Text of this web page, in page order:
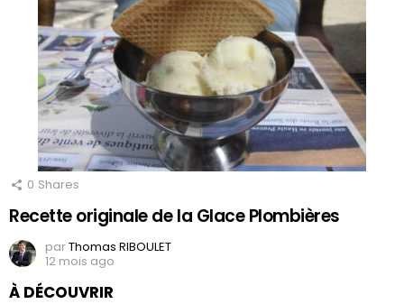
0 Shares
Recette originale de la Glace Plombières
parThomas RIBOULET
12 mois ago
À DÉCOUVRIR